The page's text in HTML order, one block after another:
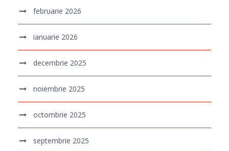
februarie 2026
ianuarie 2026
decembrie 2025
noiembrie 2025
octombrie 2025
septembrie 2025